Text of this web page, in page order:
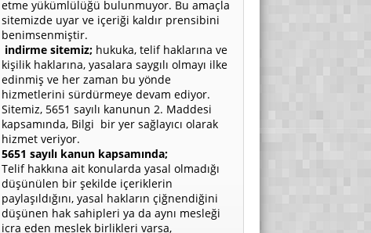
etme yükümlülüğü bulunmuyor. Bu amaçla
sitemizde uyar ve içeriği kaldır prensibini
benimsenmiştir.
indirme sitemiz; hukuka, telif haklarına ve
kişilik haklarına, yasalara saygılı olmayı ilke
edinmiş ve her zaman bu yönde
hizmetlerini sürdürmeye devam ediyor.
Sitemiz, 5651 sayılı kanunun 2. Maddesi
kapsamında, Bilgi bir yer sağlayıcı olarak
hizmet veriyor.
5651 sayılı kanun kapsamında;
Telif hakkına ait konularda yasal olmadığı
düşünülen bir şekilde içeriklerin
paylaşıldığını, yasal hakların çiğnendiğini
düşünen hak sahipleri ya da aynı mesleği
icra eden meslek birlikleri varsa,